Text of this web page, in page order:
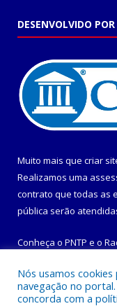
DESENVOLVIDO
Muito mais que criar
Realizamos uma
contrato que todas as
pública serão
Conheça o PNTP e o
Nós usamos
navegação no
concorda com a